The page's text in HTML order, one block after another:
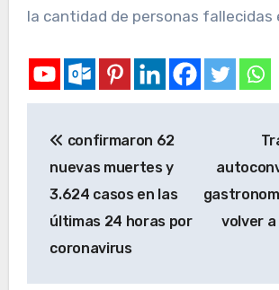
la cantidad de personas fallecidas
confirmaron 62
nuevas muertes y
3.624 casos en las
últimas 24 horas por
coronavirus
volver